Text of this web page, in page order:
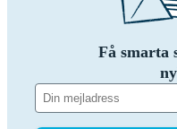
Få smarta